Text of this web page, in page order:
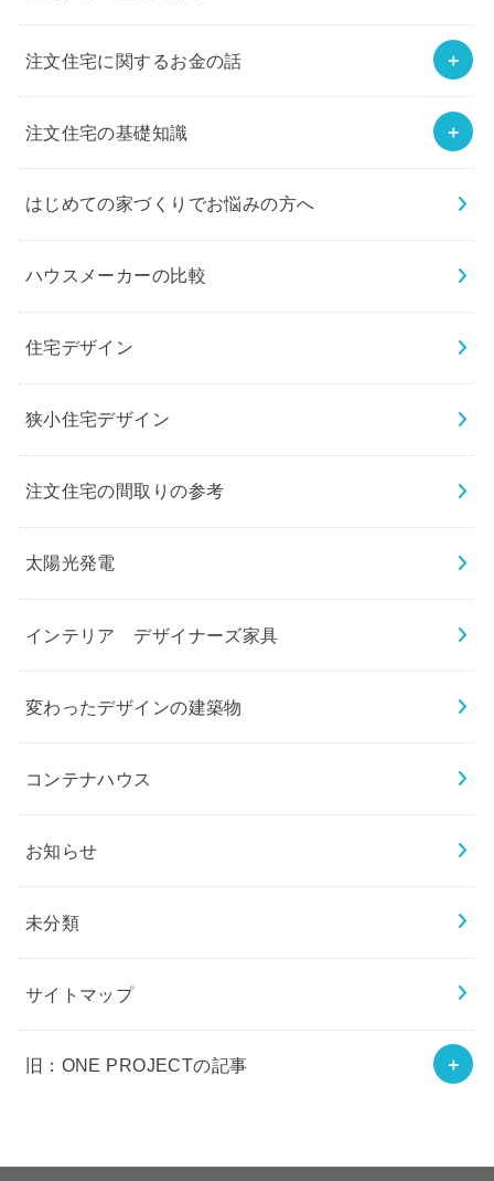
注文住宅に関するお金の話
注文住宅の基礎知識
はじめての家づくりでお悩みの方へ
ハウスメーカーの比較
住宅デザイン
狭小住宅デザイン
注文住宅の間取りの参考
太陽光発電
インテリア デザイナーズ家具
変わったデザインの建築物
コンテナハウス
お知らせ
未分類
サイトマップ
旧：ONE PROJECTの記事